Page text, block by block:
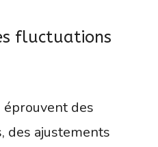
fluctuations
des
des ajustements